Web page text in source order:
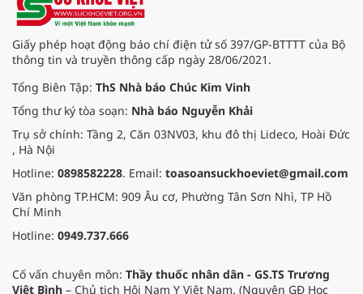
Giấy phép hoạt động báo chí điện tử số 397/GP-BTTTT của Bộ
thông tin và truyền thông cấp ngày 28/06/2021.
Tổng Biên Tập: ThS Nhà báo Chúc Kim Vinh
Tổng thư ký tòa soạn: Nhà báo Nguyễn Khải
Trụ sở chính: Tầng 2, Căn 03NV03, khu đô thị Lideco, Hoài Đức
, Hà Nội
Hotline: 0898582228. Email: toasoansuckhoeviet@gmail.com
Văn phòng TP.HCM: 909 Âu cơ, Phường Tân Sơn Nhì, TP Hồ
Chí Minh
Hotline: 0949.737.666
Cố vấn chuyên môn: Thầy thuốc nhân dân - GS.TS Trương
Việt Bình – Chủ tịch Hội Nam Y Việt Nam. (Nguyên GĐ Học